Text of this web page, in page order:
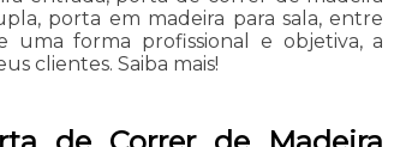
porta em madeira para sala, entre
uma forma profissional e objetiva, a
clientes. Saiba mais!